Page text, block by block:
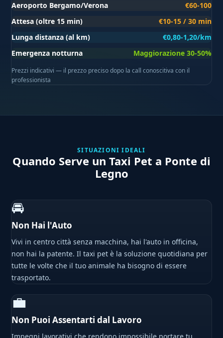
Aeroporto Bergamo/Verona
€60-100
Attesa (oltre 15 min)
€10-15 / 30 min
Lunga distanza (al km)
€0,80-1,20/km
Emergenza notturna
Maggiorazione 30-50%
Prezzi indicativi — il prezzo preciso dopo la call conoscitiva con il
professionista
SITUAZIONI IDEALI
Quando Serve un Taxi Pet a Ponte di
Legno
🚘
Non Hai l'Auto
Vivi in centro città senza macchina, hai l'auto in officina,
non hai la patente. Il taxi pet è la soluzione quotidiana per
tutte le volte che il tuo animale ha bisogno di essere
trasportato.
💼
Non Puoi Assentarti dal Lavoro